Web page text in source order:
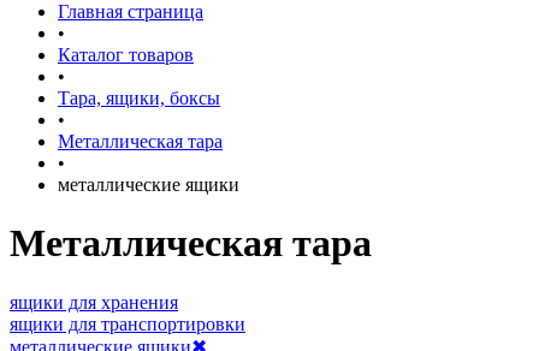
Главная страница
•
Каталог товаров
•
Тара, ящики, боксы
•
Металлическая тара
•
металлические ящики
Металлическая тара
ящики для хранения
ящики для транспортировки
металлические ящики✖